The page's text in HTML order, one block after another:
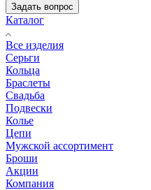
Задать вопрос
Каталог
Все изделия
Серьги
Кольца
Браслеты
Свадьба
Подвески
Колье
Цепи
Мужской ассортимент
Броши
Акции
Компания